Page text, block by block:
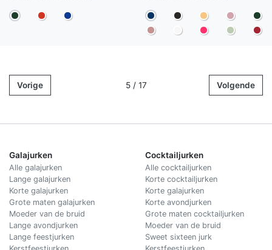
Vorige 5 / 17 Volgende
Galajurken
Alle galajurken
Lange galajurken
Korte galajurken
Grote maten galajurken
Moeder van de bruid
Lange avondjurken
Lange feestjurken
Cocktailjurken
Alle cocktailjurken
Korte cocktailjurken
Korte galajurken
Korte avondjurken
Grote maten cocktailjurken
Moeder van de bruid
Sweet sixteen jurk